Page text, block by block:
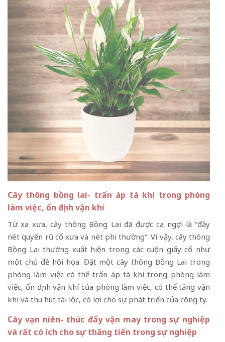
Cây thông bồng lai- trấn áp tà khí trong phòng
làm việc, ổn định vận khí
Từ xa xưa, cây thông Bồng Lai đã được ca ngợi là “đầy
nét quyến rũ cổ xưa và nét phi thường”. Vì vậy, cây thông
Bồng Lai thường xuất hiện trong các cuộn giấy cổ như
một chủ đề hội họa. Đặt một cây thông Bồng Lai trong
phòng làm việc có thể trấn áp tà khí trong phòng làm
việc, ổn định vận khí của phòng làm việc, có thể tăng vận
khí và thu hút tài lộc, có lợi cho sự phát triển của công ty.
Cây vạn niên- thúc đẩy vận may trong sự nghiệp
và rất có ích cho sự thăng tiến trong sự nghiệp